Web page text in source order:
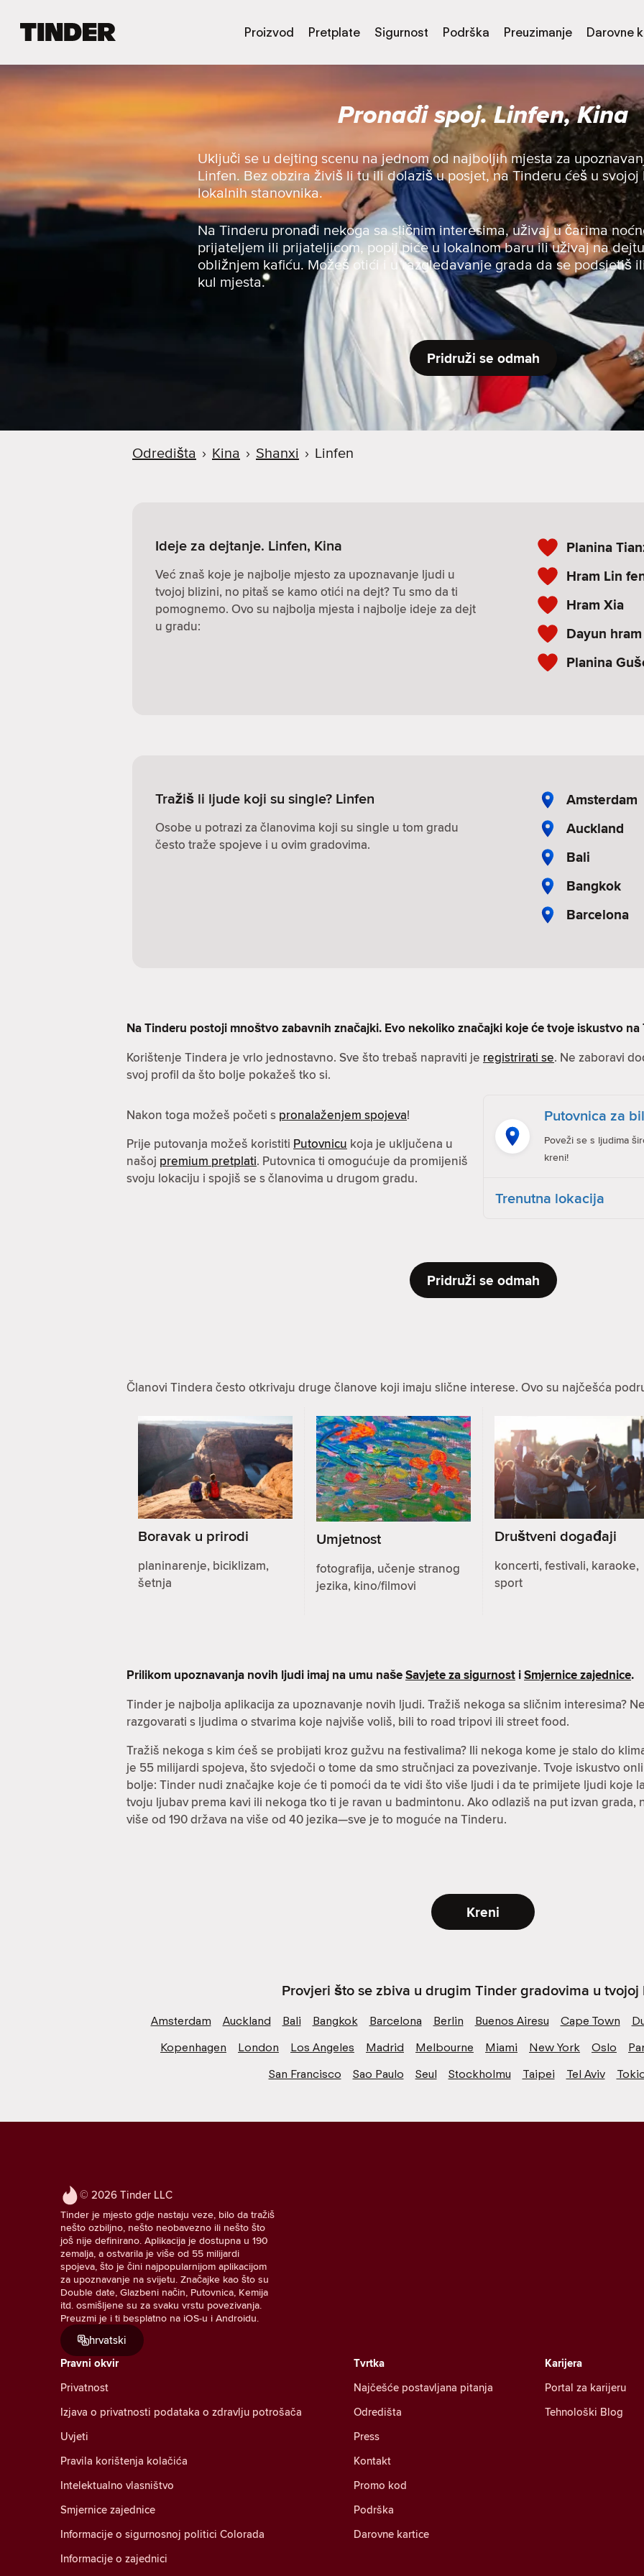
e
o
v
n
Proizvod Pretplate Sigurnost Podrška Preuzimanje Darovne
Pronađi spoj. Linfen, Kina
Uključi se u dejting scenu na jednom od najboljih mjesta za
Linfen. Bez obzira živiš li tu ili dolaziš u posjet, na Tinderu ćeš u
lokalnih stanovnika.
Na Tinderu pronađi nekoga sa sličnim interesima, uživaj u čarima
prijateljem ili prijateljicom, popij piće u lokalnom baru ili uživaj na
obližnjem kafiću. Možeš otići i u razgledavanje grada da se podsjetiš
kul mjesta.
Pridruži se odmah
Odredišta › Kina › Shanxi › Linfen
Ideje za dejtanje. Linfen, Kina
Već znaš koje je najbolje mjesto za upoznavanje ljudi u
tvojoj blizini, no pitaš se kamo otići na dejt? Tu smo da ti
pomognemo. Ovo su najbolja mjesta i najbolje ideje za dejt
u gradu:
Planina
Hram Lin
Hram Xia
Dayun hram
Planina
Tražiš li ljude koji su single? Linfen
Osobe u potrazi za članovima koji su single u tom gradu
često traže spojeve i u ovim gradovima.
Amsterdam
Auckland
Bali
Bangkok
Barcelona
Na Tinderu postoji mnoštvo zabavnih značajki. Evo nekoliko značajki koje će tvoje iskustvo
Korištenje Tindera je vrlo jednostavno. Sve što trebaš napraviti je registrirati se. Ne zaboravi
svoj profil da što bolje pokažeš tko si.
Nakon toga možeš početi s pronalaženjem spojeva!
Prije putovanja možeš koristiti Putovnicu koja je uključena u
našoj premium pretplati. Putovnica ti omogućuje da promijeniš
svoju lokaciju i spojiš se s članovima u drugom gradu.
Putovnica za
Poveži se s ljudima
kreni!
Trenutna lokacija
Pridruži se odmah
Članovi Tindera često otkrivaju druge članove koji imaju slične interese. Ovo su najčešća
Boravak u prirodi
planinarenje, biciklizam,
šetnja
Umjetnost
fotografija, učenje stranog
jezika, kino/filmovi
Društveni događaji
koncerti, festivali, karaoke,
sport
Prilikom upoznavanja novih ljudi imaj na umu našeSavjete za sigurnost iSmjernice zajednice.
Tinder je najbolja aplikacija za upoznavanje novih ljudi. Tražiš nekoga sa sličnim interesima?
razgovarati s ljudima o stvarima koje najviše voliš, bili to road tripovi ili street food.
Tražiš nekoga s kim ćeš se probijati kroz gužvu na festivalima? Ili nekoga kome je stalo do
je 55 milijardi spojeva, što svjedoči o tome da smo stručnjaci za povezivanje. Tvoje iskustvo
bolje: Tinder nudi značajke koje će ti pomoći da te vidi što više ljudi i da te primijete ljudi koje
tvoju ljubav prema kavi ili nekoga tko ti je ravan u badmintonu. Ako odlaziš na put izvan grada,
više od 190 država na više od 40 jezika—sve je to moguće na Tinderu.
Kreni
Provjeri što se zbiva u drugim Tinder gradovima u
Amsterdam Auckland Bali Bangkok Barcelona Berlin Buenos Airesu Cape Town
Kopenhagen
London Los Angeles Madrid Melbourne Miami New York Oslo
San Francisco
Sao Paulo Seul Stockholmu Taipei Tel Aviv
© 2026 Tinder LLC
Tinder je mjesto gdje nastaju veze, bilo da tražiš
nešto ozbiljno, nešto neobavezno ili nešto što
još nije definirano. Aplikacija je dostupna u 190
zemalja, a ostvarila je više od 55 milijardi
spojeva, što je čini najpopularnijom aplikacijom
za upoznavanje na svijetu. Značajke kao što su
Double date, Glazbeni način, Putovnica, Kemija
itd. osmišljene su za svaku vrstu povezivanja.
Preuzmi je i ti besplatno na iOS-u i Androidu.
hrvatski
Pravni okvir
Privatnost
Izjava o privatnosti podataka o zdravlju potrošača
Uvjeti
Pravila korištenja kolačića
Intelektualno vlasništvo
Smjernice zajednice
Informacije o sigurnosnoj politici Colorada
Informacije o zajednici
Karijera
Portal za karijeru
Tehnološki Blog
Tvrtka
Najčešće postavljana pitanja
Odredišta
Press
Kontakt
Promo kod
Podrška
Darovne kartice